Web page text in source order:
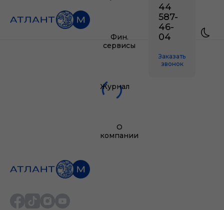
Фин.
сервисы
Журнал
О
компании
44
587-
46-
04
Заказать
звонок